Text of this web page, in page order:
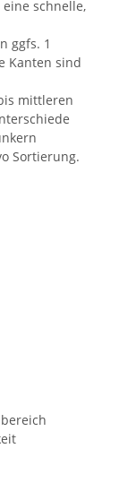
eine schnelle,
ggfs. 1
Kanten sind
mittleren
Sortierung.